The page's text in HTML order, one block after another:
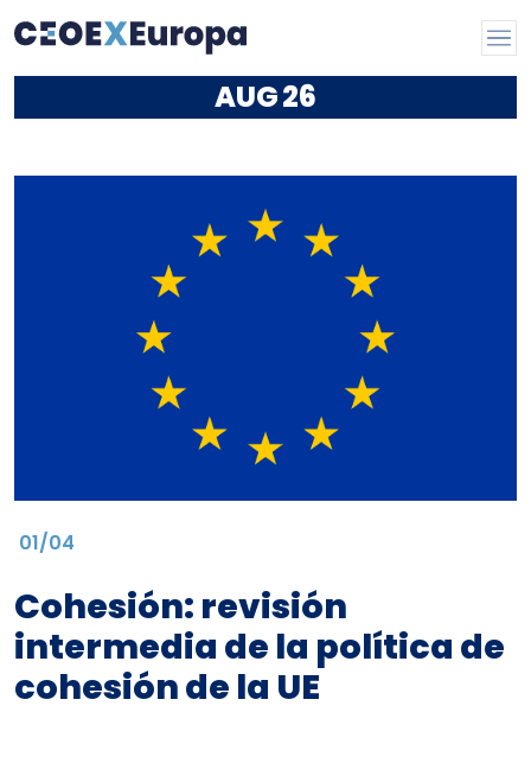
AUG26
01/04
Cohesión: revisión
intermedia de la política de
cohesión de la UE